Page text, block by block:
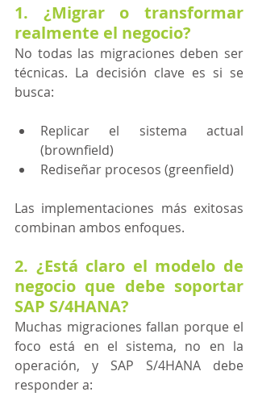
1. ¿Migrar o transformar
realmente el negocio?
No todas las migraciones deben ser
técnicas. La decisión clave es si se
busca:
Replicar el sistema actual
(brownfield)
Rediseñar procesos (greenfield)
Las implementaciones más exitosas
combinan ambos enfoques.
2. ¿Está claro el modelo de
negocio que debe soportar
SAP S/4HANA?
Muchas migraciones fallan porque el
foco está en el sistema, no en la
operación, y SAP S/4HANA debe
responder a: